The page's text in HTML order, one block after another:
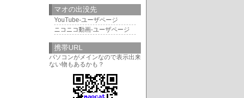
マオの出没先
YouTube-ユーザページ
ニコニコ動画-ユーザページ
携帯URL
パソコンがメインなので表示出来
ない物もあるかも？